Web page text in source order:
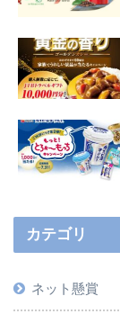
カテゴリ
ネット懸賞